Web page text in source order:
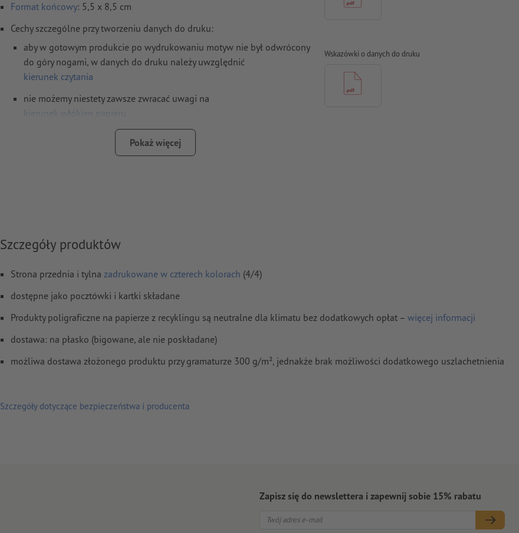
Format końcowy: 5,5 x 8,5 cm
Cechy szczególne przy tworzeniu danych do druku:
aby w gotowym produkcie po wydrukowaniu motyw nie był odwrócony
do góry nogami, w danych do druku należy uwzględnić
kierunek czytania
nie możemy niestety zawsze zwracać uwagi na
kierunek włókien papieru
Na całym obwodzie ustaw 2 mmspadu, ważne informacje w odstępie co
niepowlekanych papierów
Jak poprawnie utworzyć dane do druku?
Pokaż więcej
Wskazówki o danych do druku
Szczegóły produktów
Strona przednia i tylna zadrukowane w czterech kolorach (4/4)
dostępne jako pocztówki i kartki składane
Produkty poligraficzne na papierze z recyklingu są neutralne dla klimatu bez dodatkowych opłat – więcej informacji
dostawa: na płasko (bigowane, ale nie poskładane)
możliwa dostawa złożonego produktu przy gramaturze 300 g/m², jednakże brak możliwości dodatkowego uszlachetnienia
Szczegóły dotyczące bezpieczeństwa i producenta
Zapisz się do newslettera i zapewnij sobie 15% rabatu